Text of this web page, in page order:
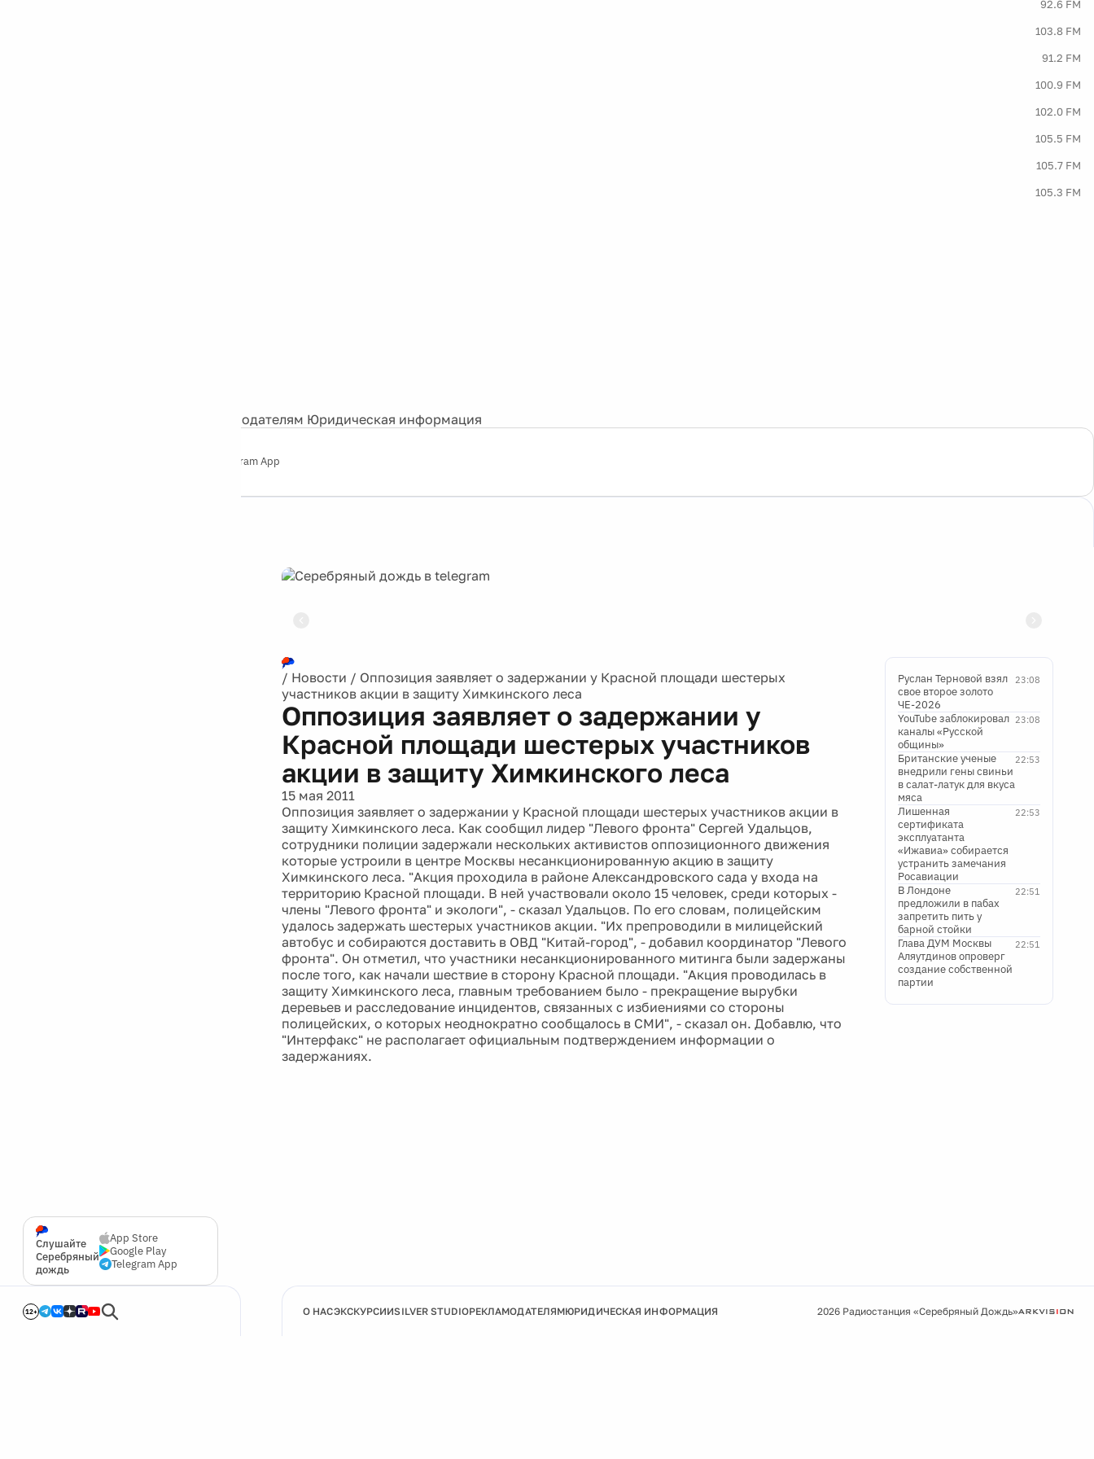
92.6 FM
103.8 FM
91.2 FM
100.9 FM
102.0 FM
105.5 FM
105.7 FM
105.3 FM
Рекламодателям Юридическая информация
Telegram App
Слушайте
Серебряный
дождь
App Store
Google Play
Telegram App
12+
/ Новости / Оппозиция заявляет о задержании у Красной площади шестерых
участников акции в защиту Химкинского леса
Оппозиция заявляет о задержании у
Красной площади шестерых участников
акции в защиту Химкинского леса
15 мая 2011
Оппозиция заявляет о задержании у Красной площади шестерых участников акции в
защиту Химкинского леса. Как сообщил лидер "Левого фронта" Сергей Удальцов,
сотрудники полиции задержали нескольких активистов оппозиционного движения
которые устроили в центре Москвы несанкционированную акцию в защиту
Химкинского леса. "Акция проходила в районе Александровского сада у входа на
территорию Красной площади. В ней участвовали около 15 человек, среди которых -
члены "Левого фронта" и экологи", - сказал Удальцов. По его словам, полицейским
удалось задержать шестерых участников акции. "Их препроводили в милицейский
автобус и собираются доставить в ОВД "Китай-город", - добавил координатор "Левого
фронта". Он отметил, что участники несанкционированного митинга были задержаны
после того, как начали шествие в сторону Красной площади. "Акция проводилась в
защиту Химкинского леса, главным требованием было - прекращение вырубки
деревьев и расследование инцидентов, связанных с избиениями со стороны
полицейских, о которых неоднократно сообщалось в СМИ", - сказал он. Добавлю, что
"Интерфакс" не располагает официальным подтверждением информации о
задержаниях.
23:08
Руслан Терновой взял
свое второе золото
ЧЕ-2026
23:08
YouTube заблокировал
каналы «Русской
общины»
22:53
Британские ученые
внедрили гены свиньи
в салат-латук для вкуса
мяса
22:53
Лишенная
сертификата
эксплуатанта
«Ижавиа» собирается
устранить замечания
Росавиации
22:51
В Лондоне
предложили в пабах
запретить пить у
барной стойки
22:51
Глава ДУМ Москвы
Аляутдинов опроверг
создание собственной
партии
О НАСЭКСКУРСИИSILVER STUDIOРЕКЛАМОДАТЕЛЯМЮРИДИЧЕСКАЯ ИНФОРМАЦИЯ 2026 Радиостанция «Серебряный Дождь»